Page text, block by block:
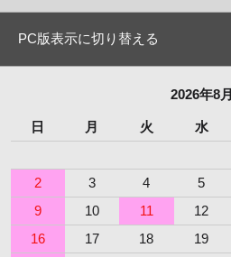
PC版表示に切り替える
2026年8月
日 月 火 水
2
3 4 5
9
10 11 12
16
17 18 19